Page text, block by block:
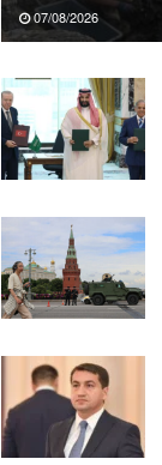
07/08/2026